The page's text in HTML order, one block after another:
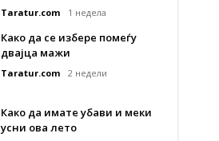
Taratur.com 1 недела
Како да се избере помеѓу
двајца мажи
Taratur.com 2 недели
Како да имате убави и меки
усни ова лето